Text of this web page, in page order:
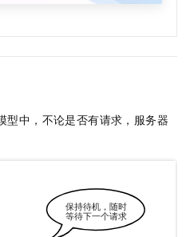
型中，不论是否有请求，服务器